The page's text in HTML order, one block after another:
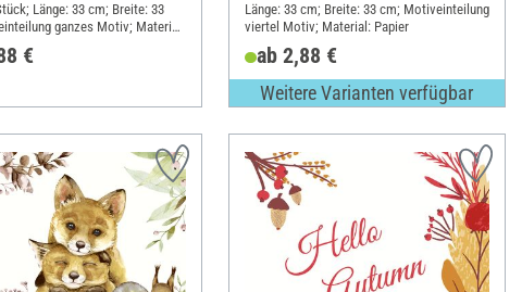
Länge: 33 cm; Breite: 33
ganzes Motiv; Material:
€
Länge: 33 cm; Breite: 33 cm; Motiveinteilung
viertel Motiv; Material: Papier
ab 2,88 €
Weitere Varianten verfügbar